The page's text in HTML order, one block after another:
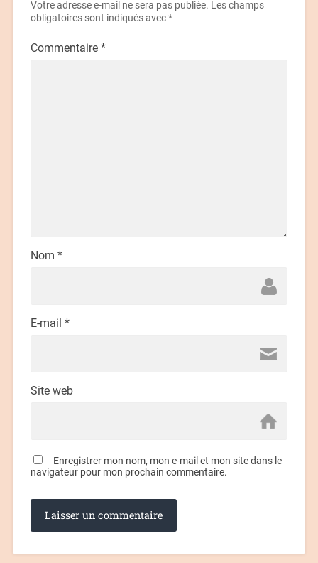
Votre adresse e-mail ne sera pas publiée. Les champs
obligatoires sont indiqués avec*
Commentaire *
Nom *
E-mail *
Site web
Enregistrer mon nom, mon e-mail et mon site dans le
navigateur pour mon prochain commentaire.